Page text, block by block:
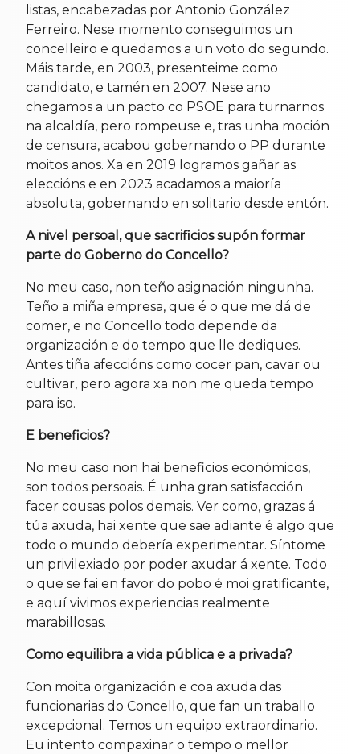
listas, encabezadas por Antonio González
Ferreiro. Nese momento conseguimos un
concelleiro e quedamos a un voto do segundo.
Máis tarde, en 2003, presenteime como
candidato, e tamén en 2007. Nese ano
chegamos a un pacto co PSOE para turnarnos
na alcaldía, pero rompeuse e, tras unha moción
de censura, acabou gobernando o PP durante
moitos anos. Xa en 2019 logramos gañar as
eleccións e en 2023 acadamos a maioría
absoluta, gobernando en solitario desde entón.
A nivel persoal, que sacrificios supón formar
parte do Goberno do Concello?
No meu caso, non teño asignación ningunha.
Teño a miña empresa, que é o que me dá de
comer, e no Concello todo depende da
organización e do tempo que lle dediques.
Antes tiña afeccións como cocer pan, cavar ou
cultivar, pero agora xa non me queda tempo
para iso.
E beneficios?
No meu caso non hai beneficios económicos,
son todos persoais. É unha gran satisfacción
facer cousas polos demais. Ver como, grazas á
túa axuda, hai xente que sae adiante é algo que
todo o mundo debería experimentar. Síntome
un privilexiado por poder axudar á xente. Todo
o que se fai en favor do pobo é moi gratificante,
e aquí vivimos experiencias realmente
marabillosas.
Como equilibra a vida pública e a privada?
Con moita organización e coa axuda das
funcionarias do Concello, que fan un traballo
excepcional. Temos un equipo extraordinario.
Eu intento compaxinar o tempo o mellor